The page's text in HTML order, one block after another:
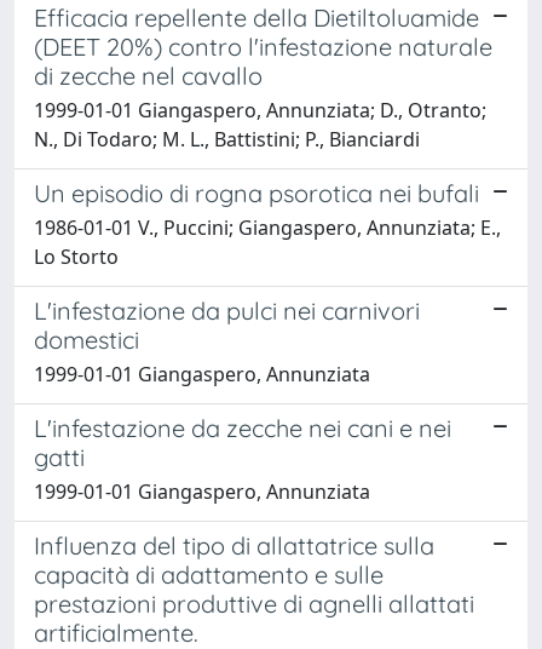
Efficacia repellente della Dietiltoluamide
(DEET 20%) contro l'infestazione naturale
di zecche nel cavallo
1999-01-01 Giangaspero, Annunziata; D., Otranto;
N., Di Todaro; M. L., Battistini; P., Bianciardi
Un episodio di rogna psorotica nei bufali
1986-01-01 V., Puccini; Giangaspero, Annunziata; E.,
Lo Storto
L'infestazione da pulci nei carnivori
domestici
1999-01-01 Giangaspero, Annunziata
L'infestazione da zecche nei cani e nei
gatti
1999-01-01 Giangaspero, Annunziata
Influenza del tipo di allattatrice sulla
capacità di adattamento e sulle
prestazioni produttive di agnelli allattati
artificialmente.